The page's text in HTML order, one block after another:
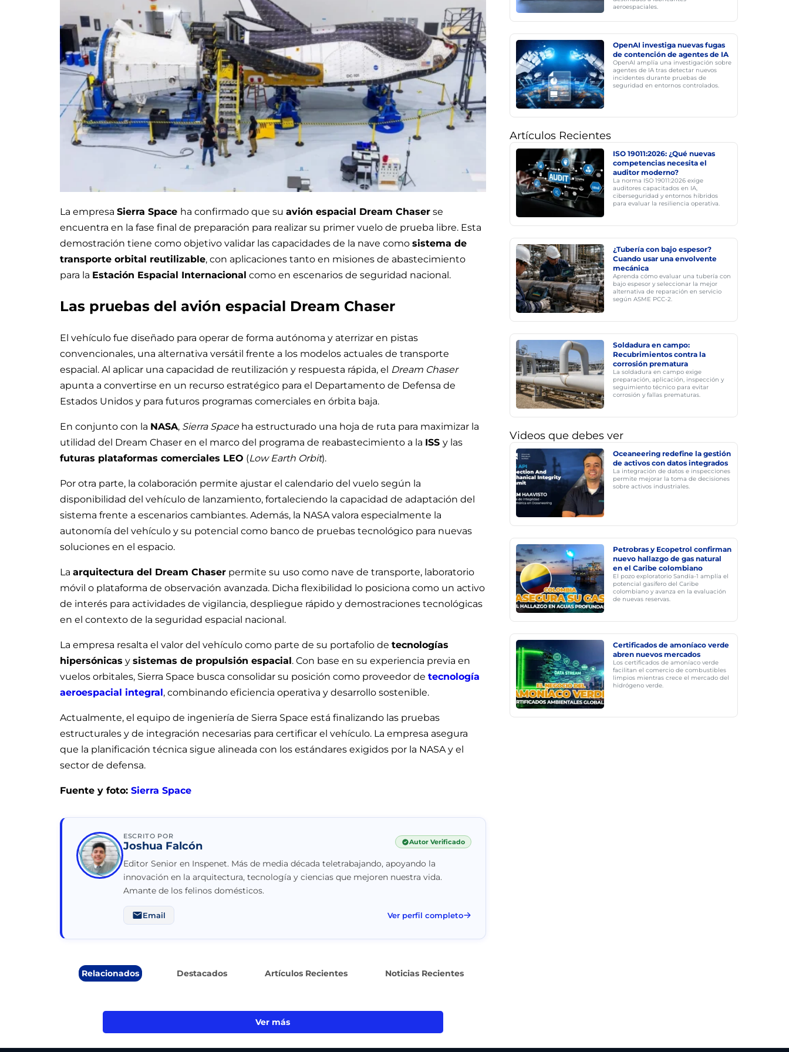
La empresa Sierra Space ha confirmado que su avión espacial Dream Chaser se
encuentra en la fase final de preparación para realizar su primer vuelo de prueba libre. Esta
demostración tiene como objetivo validar las capacidades de la nave como sistema de
transporte orbital reutilizable, con aplicaciones tanto en misiones de abastecimiento
para la Estación Espacial Internacional como en escenarios de seguridad nacional.
Las pruebas del avión espacial Dream Chaser
El vehículo fue diseñado para operar de forma autónoma y aterrizar en pistas
convencionales, una alternativa versátil frente a los modelos actuales de transporte
espacial. Al aplicar una capacidad de reutilización y respuesta rápida, el Dream Chaser
apunta a convertirse en un recurso estratégico para el Departamento de Defensa de
Estados Unidos y para futuros programas comerciales en órbita baja.
En conjunto con la NASA, Sierra Spaceha estructurado una hoja de ruta para maximizar la
utilidad del Dream Chaser en el marco del programa de reabastecimiento a la ISS y las
futuras plataformas comerciales LEO (Low Earth Orbit).
Por otra parte, la colaboración permite ajustar el calendario del vuelo según la
disponibilidad del vehículo de lanzamiento, fortaleciendo la capacidad de adaptación del
sistema frente a escenarios cambiantes. Además, la NASA valora especialmente la
autonomía del vehículo y su potencial como banco de pruebas tecnológico para nuevas
soluciones en el espacio.
La arquitectura del Dream Chaser permite su uso como nave de transporte, laboratorio
móvil o plataforma de observación avanzada. Dicha flexibilidad lo posiciona como un activo
de interés para actividades de vigilancia, despliegue rápido y demostraciones tecnológicas
en el contexto de la seguridad espacial nacional.
La empresa resalta el valor del vehículo como parte de su portafolio de tecnologías
hipersónicas y sistemas de propulsión espacial. Con base en su experiencia previa en
vuelos orbitales, Sierra Space busca consolidar su posición como proveedor de tecnología
aeroespacial integral, combinando eficiencia operativa y desarrollo sostenible.
Actualmente, el equipo de ingeniería de Sierra Space está finalizando las pruebas
estructurales y de integración necesarias para certificar el vehículo. La empresa asegura
que la planificación técnica sigue alineada con los estándares exigidos por la NASA y el
sector de defensa.
Fuente y foto: Sierra Space
ESCRITO POR
Joshua Falcón Autor Verificado
Editor Senior en Inspenet. Más de media década teletrabajando, apoyando la
innovación en la arquitectura, tecnología y ciencias que mejoren nuestra vida.
Amante de los felinos domésticos.
Email Ver perfil completo
Relacionados Destacados Artículos Recientes Noticias Recientes
Ver más
aeroespaciales.
OpenAI investiga nuevas fugas
de contención de agentes de IA
OpenAI amplía una investigación sobre
agentes de IA tras detectar nuevos
incidentes durante pruebas de
seguridad en entornos controlados.
Artículos Recientes
ISO 19011:2026: ¿Qué nuevas
competencias necesita el
auditor moderno?
La norma ISO 19011:2026 exige
auditores capacitados en IA,
ciberseguridad y entornos híbridos
para evaluar la resiliencia operativa.
¿Tubería con bajo espesor?
Cuando usar una envolvente
mecánica
Aprenda cómo evaluar una tubería con
bajo espesor y seleccionar la mejor
alternativa de reparación en servicio
según ASME PCC-2.
Soldadura en campo:
Recubrimientos contra la
corrosión prematura
La soldadura en campo exige
preparación, aplicación, inspección y
seguimiento técnico para evitar
corrosión y fallas prematuras.
Videos que debes ver
Oceaneering redefine la gestión
de activos con datos integrados
La integración de datos e inspecciones
permite mejorar la toma de decisiones
sobre activos industriales.
Petrobras y Ecopetrol confirman
nuevo hallazgo de gas natural
en el Caribe colombiano
El pozo exploratorio Sandía-1 amplía el
potencial gasífero del Caribe
colombiano y avanza en la evaluación
de nuevas reservas.
Certificados de amoníaco verde
abren nuevos mercados
Los certificados de amoníaco verde
facilitan el comercio de combustibles
limpios mientras crece el mercado del
hidrógeno verde.